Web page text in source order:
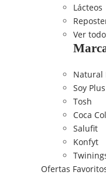
Lácteos
Ver todo
Natural
Soy Plus
Tosh
Coca
Salufit
Konfyt
Ofertas